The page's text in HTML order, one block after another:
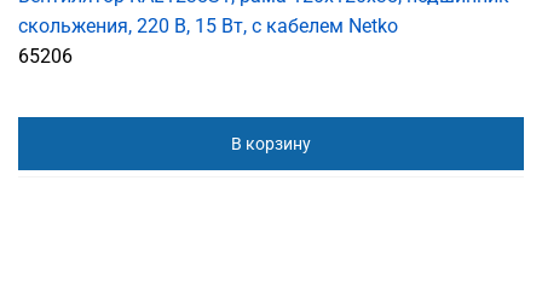
скольжения, 220 В, 15 Вт, с кабелем Netko
65206
В корзину